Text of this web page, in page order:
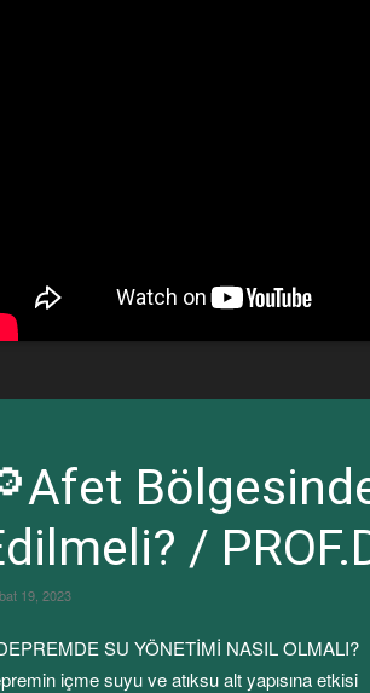
/
19, 2023
SU YÖNETİMİ NASIL OLMALI?
içme suyu ve atıksu alt yapısına etkisi